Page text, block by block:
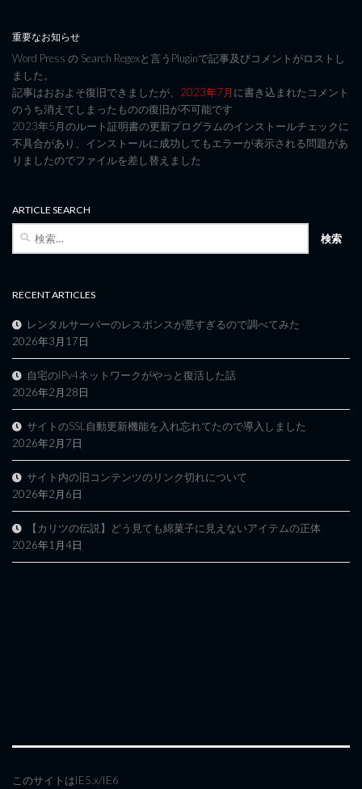
重要なお知らせ
Word Press の Search Regexと言うPluginで記事及びコメントがロストし
ました。
記事はおおよそ復旧できましたが、 2023年7月に書き込まれたコメント
のうち消えてしまったものの復旧が不可能です
2023年5月のルート証明書の更新プログラムのインストールチェックに
不具合があり、インストールに成功してもエラーが表示される問題があ
りましたのでファイルを差し替えました
ARTICLE SEARCH
RECENT ARTICLES
レンタルサーバーのレスポンスが悪すぎるので調べてみた
2026年3月17日
自宅のIPv4ネットワークがやっと復活した話
2026年2月28日
サイトのSSL自動更新機能を入れ忘れてたので導入しました
2026年2月7日
サイト内の旧コンテンツのリンク切れについて
2026年2月6日
【カリツの伝説】どう見ても綿菓子に見えないアイテムの正体
2026年1月4日
このサイトはIE5.x/IE6